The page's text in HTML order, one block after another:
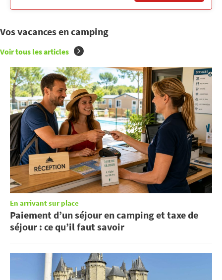
Vos vacances en camping
Voir tous les articles
En arrivant sur place
Paiement d’un séjour en camping et taxe de
séjour : ce qu’il faut savoir